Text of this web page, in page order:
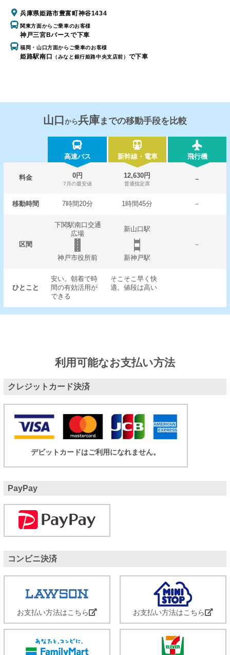
兵庫県姫路市豊富町神谷1434
関東方面からご乗車のお客様
神戸三宮Bバースで下車
福岡・山口方面からご乗車のお客様
姫路駅南口 （みなと銀行姫路中央支店前） で下車
山口 から兵庫までの移動手段を比較
高速バス 新幹線・電車 飛行機
料金 0円
7月の最安値
12,630円
普通指定席
－
移動時間 7時間20分 1時間45分 －
区間
下関駅南口交通
広場
新山口駅
－
神戸市役所前
新神戸駅
ひとこと
安い。朝着で時
間の有効活用が
できる
そこそこ早く快
適。値段は高い
利用可能なお支払い方法
クレジットカード決済
デビットカードはご利用になれません。
PayPay
コンビニ決済
お支払い方法はこちら お支払い方法はこちら